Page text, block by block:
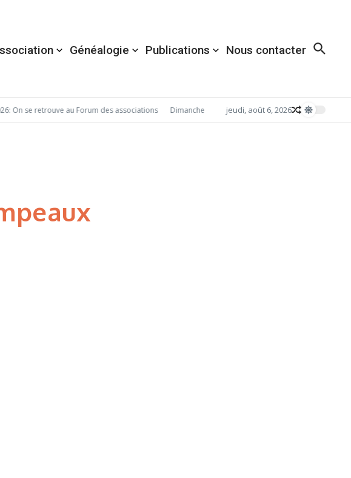
Généalogie Publications Nous contacter
On se retrouve au Forum des associations Dimanche 6 décembre 2026: Redécouvrez Acigné
jeudi, août 6, 2026